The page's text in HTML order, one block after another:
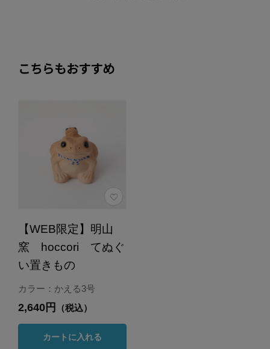
こちらもおすすめ
【WEB限定】明山
窯 hoccori てぬぐ
い置きもの
カラー：かえる3号
2,640円 （税込）
カートに入れる